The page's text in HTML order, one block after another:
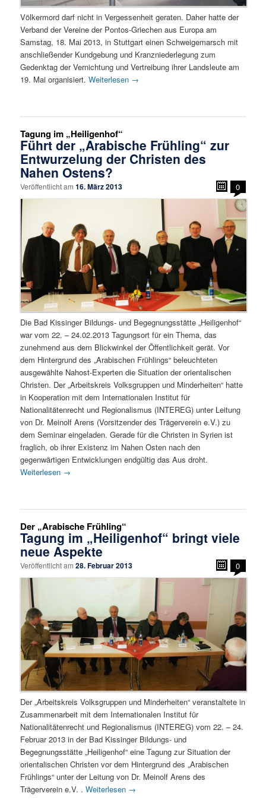
Völkermord darf nicht in Vergessenheit geraten. Daher hatte der
Verband der Vereine der Pontos-Griechen aus Europa am
Samstag, 18. Mai 2013, in Stuttgart einen Schweigemarsch mit
anschließender Kundgebung und Kranzniederlegung zum
Gedenktag der Vernichtung und Vertreibung ihrer Landsleute am
19. Mai organisiert.Weiterlesen →
Tagung im „Heiligenhof“
Führt der „Arabische Frühling“ zur
Entwurzelung der Christen des
Nahen Ostens?
Veröffentlicht am16. März 2013 0
Die Bad Kissinger Bildungs- und Begegnungsstätte „Heiligenhof“
war vom 22. – 24.02.2013 Tagungsort für ein Thema, das
zunehmend aus dem Blickwinkel der Öffentlichkeit gerät. Vor
dem Hintergrund des „Arabischen Frühlings“ beleuchteten
ausgewählte Nahost-Experten die Situation der orientalischen
Christen. Der „Arbeitskreis Volksgruppen und Minderheiten“ hatte
in Kooperation mit dem Internationalen Institut für
Nationalitätenrecht und Regionalismus (INTEREG) unter Leitung
von Dr. Meinolf Arens (Vorsitzender des Trägerverein e.V.) zu
dem Seminar eingeladen. Gerade für die Christen in Syrien ist
fraglich, ob ihrer Existenz im Nahen Osten nach den
gegenwärtigen Entwicklungen endgültig das Aus droht.
Weiterlesen →
Der „Arabische Frühling“
Tagung im „Heiligenhof“ bringt viele
neue Aspekte
Veröffentlicht am28. Februar 2013 0
Der „Arbeitskreis Volksgruppen und Minderheiten“ veranstaltete in
Zusammenarbeit mit dem Internationalen Institut für
Nationalitätenrecht und Regionalismus (INTEREG) vom 22. – 24.
Februar 2013 in der Bad Kissinger Bildungs- und
Begegnungsstätte „Heiligenhof“ eine Tagung zur Situation der
orientalischen Christen vor dem Hintergrund des „Arabischen
Frühlings“ unter der Leitung von Dr. Meinolf Arens des
Trägerverein e.V. .Weiterlesen →